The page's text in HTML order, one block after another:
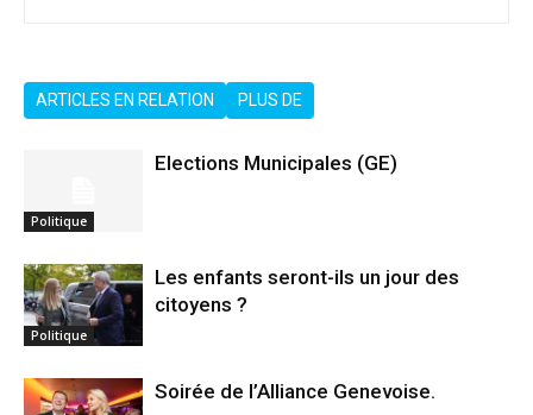
ARTICLES EN RELATION PLUS DE
Politique
Elections Municipales (GE)
Politique
Les enfants seront-ils un jour des
citoyens ?
Soirée de l’Alliance Genevoise.